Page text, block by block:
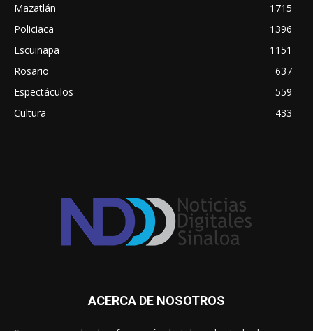
Mazatlán
1715
Policiaca
1396
Escuinapa
1151
Rosario
637
Espectáculos
559
Cultura
433
ACERCA DE NOSOTROS